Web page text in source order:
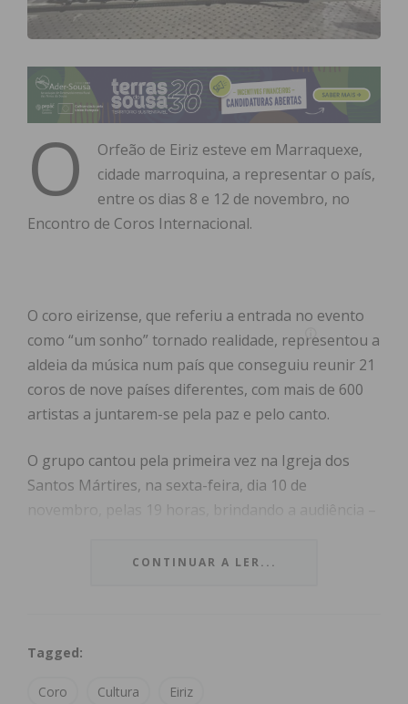
O
Orfeão de Eiriz esteve em Marraquexe,
cidade marroquina, a representar o país,
entre os dias 8 e 12 de novembro, no
Encontro de Coros Internacional.
O coro eirizense, que referiu a entrada no evento
como “um sonho” tornado realidade, representou a
aldeia da música num país que conseguiu reunir 21
coros de nove países diferentes, com mais de 600
artistas a juntarem-se pela paz e pelo canto.
O grupo cantou pela primeira vez na Igreja dos
Santos Mártires, na sexta-feira, dia 10 de
novembro, pelas 19 horas, brindando a audiência –
portuguesa, com um destaque para a rendição da
Bahia, um dos principais locais de atração turística
CONTINUAR A LER...
Tagged:
Coro Cultura Eiriz